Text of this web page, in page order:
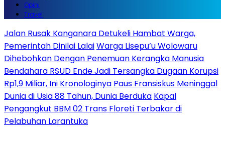
Opini
Travel
Jalan Rusak Kanganara Detukeli Hambat Warga,
Pemerintah Dinilai LalaiWarga Lisepu’u Wolowaru
Dihebohkan Dengan Penemuan Kerangka Manusia
Bendahara RSUD Ende Jadi Tersangka Dugaan Korupsi
Rp1,9 Miliar, Ini Kronologinya Paus Fransiskus Meninggal
Dunia di Usia 88 Tahun, Dunia Berduka Kapal
Pengangkut BBM 02 Trans Floreti Terbakar di
Pelabuhan Larantuka